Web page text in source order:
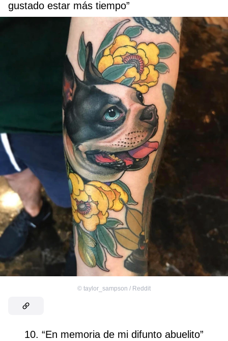
gustado estar más tiempo”
© taylor_sampson / Reddit
10. “En memoria de mi difunto abuelito”